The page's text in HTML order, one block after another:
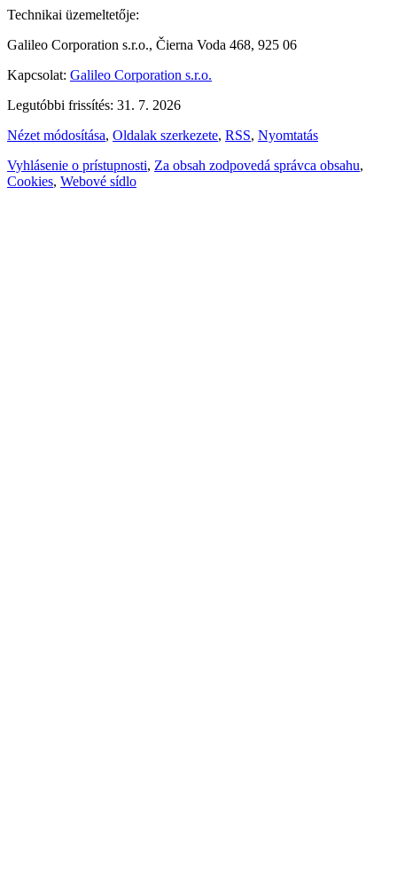
Technikai üzemeltetője:
Galileo Corporation s.r.o., Čierna Voda 468, 925 06
Kapcsolat: Galileo Corporation s.r.o.
Legutóbbi frissítés: 31. 7. 2026
Nézet módosítása, Oldalak szerkezete, RSS, Nyomtatás
Vyhlásenie o prístupnosti, Za obsah zodpovedá správca obsahu,
Cookies, Webové sídlo